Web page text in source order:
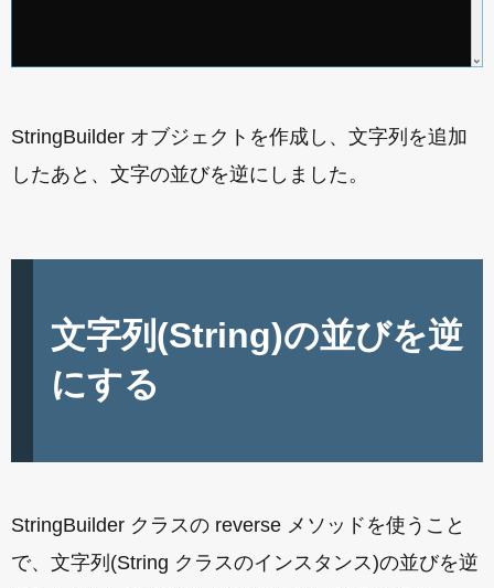
StringBuilder オブジェクトを作成し、文字列を追加
したあと、文字の並びを逆にしました。
文字列(String)の並びを逆
にする
StringBuilder クラスの reverse メソッドを使うこと
で、文字列(String クラスのインスタンス)の並びを逆